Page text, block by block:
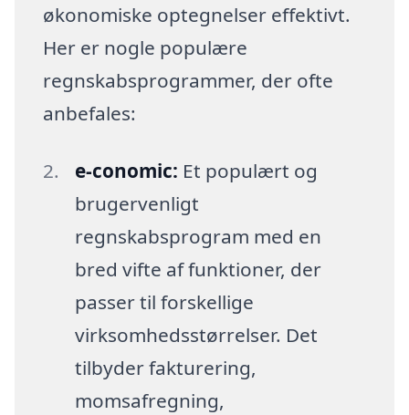
økonomiske optegnelser effektivt.
Her er nogle populære
regnskabsprogrammer, der ofte
anbefales:
e-conomic: Et populært og
brugervenligt
regnskabsprogram med en
bred vifte af funktioner, der
passer til forskellige
virksomhedsstørrelser. Det
tilbyder fakturering,
momsafregning,